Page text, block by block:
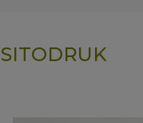
SITODRUK